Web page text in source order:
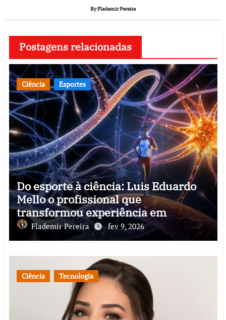
ByFlademir Pereira
Postagens relacionadas
Ciência Esportes
Do esporte à ciência: Luis Eduardo
Mello o profissional que
transformou experiência em
conhecimento e impacto social
Flademir Pereira fev 9, 2026
Ciência Tecnologia